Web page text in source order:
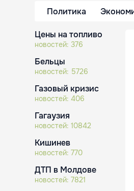
Политика
Цены на топливо
новостей: 376
Бельцы
новостей: 5726
Газовый кризис
новостей: 406
Гагаузия
новостей: 10842
Кишинев
новостей: 770
ДТП в Молдове
новостей: 7821